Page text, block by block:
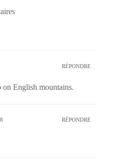
RÉPONDRE
on English mountains.
RÉPONDRE